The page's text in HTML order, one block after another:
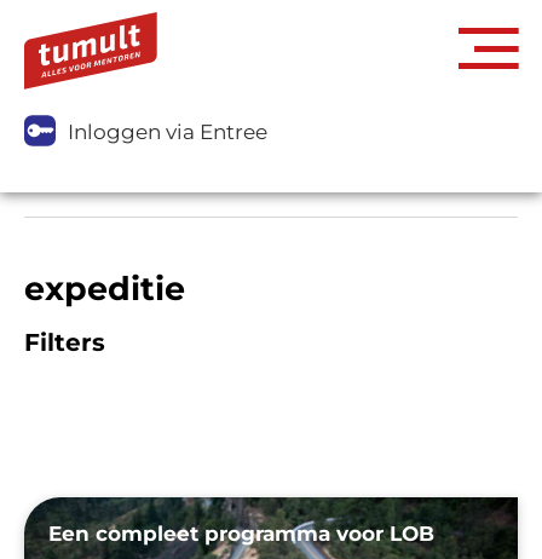
Inloggen via Entree
expeditie
Filters
Een compleet programma voor LOB